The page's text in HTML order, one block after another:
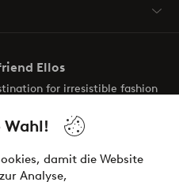
Wahl!
damit die Website
Analyse,
Ellos
for irresistible fashion
finding your next look
all here.